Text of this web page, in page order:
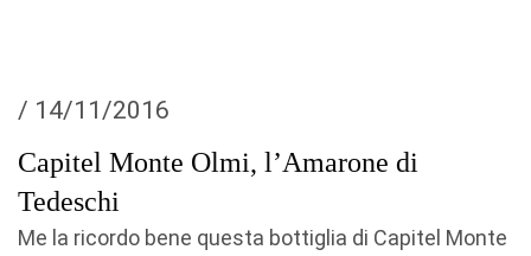
/ 14/11/2016
Capitel Monte Olmi, l’Amarone di
Tedeschi
Me la ricordo bene questa bottiglia di Capitel Monte